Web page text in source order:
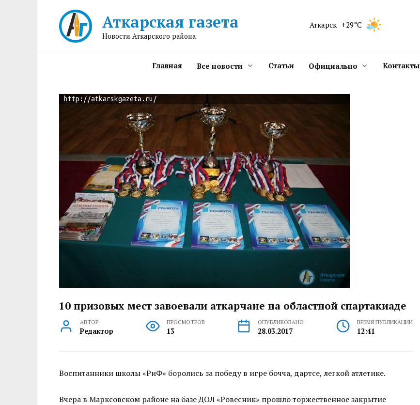
Аткарская газета
Новости Аткарского района
Аткарск +29°C
Главная Все новости Статьи Официально Контакты
10 призовых мест завоевали аткарчане на областной спартакиаде
АВТОР
Редактор
ПРОСМОТРОВ
13
ОПУБЛИКОВАНО
28.03.2017
ВРЕМЯ ПУБЛИКАЦИИ
12:41
Воспитанники школы «РиФ» боролись за победу в игре бочча, дартсе, легкой атлетике.
Вчера в Марксовском районе на базе ДОЛ «Ровесник» прошло торжественное закрытие